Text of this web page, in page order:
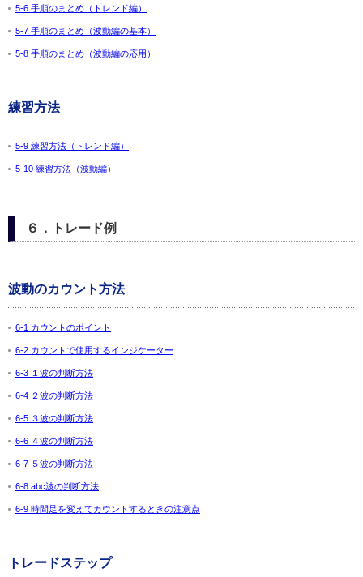
5-6 手順のまとめ（トレンド編）
5-7 手順のまとめ（波動編の基本）
5-8 手順のまとめ（波動編の応用）
練習方法
5-9 練習方法（トレンド編）
5-10 練習方法（波動編）
６．トレード例
波動のカウント方法
6-1 カウントのポイント
6-2 カウントで使用するインジケーター
6-3 １波の判断方法
6-4 ２波の判断方法
6-5 ３波の判断方法
6-6 ４波の判断方法
6-7 ５波の判断方法
6-8 abc波の判断方法
6-9 時間足を変えてカウントするときの注意点
トレードステップ